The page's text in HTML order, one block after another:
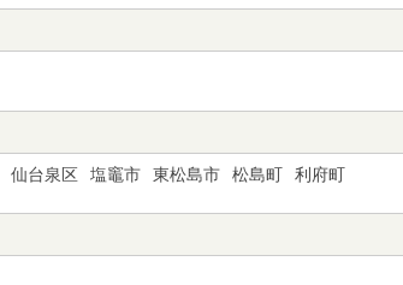
仙台泉区 塩竈市 東松島市 松島町 利府町